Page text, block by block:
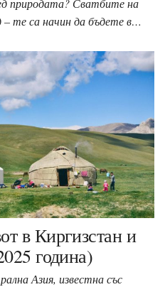
те са начин да бъдете в…
в Киргизстан и
година)
Азия, известна със